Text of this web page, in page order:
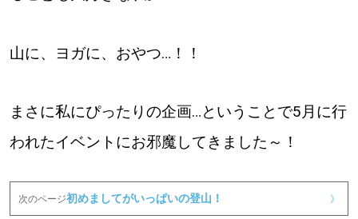
山に、ヨガに、おやつ…！！
まさに私にぴったりの企画…ということで5月に行
われたイベントにお邪魔してきました～！
次のページ初めましてがいっぱいの登山！ 》